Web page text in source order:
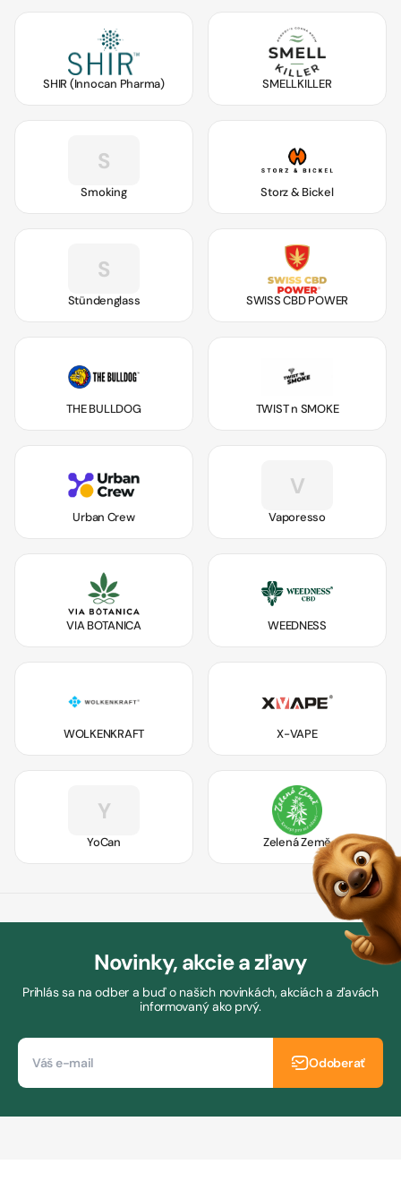
SHIR (Innocan Pharma) SMELLKILLER
S
Smoking Storz & Bickel
S
Stündenglass SWISS CBD POWER
THE BULLDOG TWIST n SMOKE
Urban Crew
V
Vaporesso
VIA BOTANICA WEEDNESS
WOLKENKRAFT X-VAPE
Y
YoCan Zelená Země
Novinky, akcie a zľavy
Prihlás sa na odber a buď o našich novinkách, akciách a zľavách
informovaný ako prvý.
Odoberať